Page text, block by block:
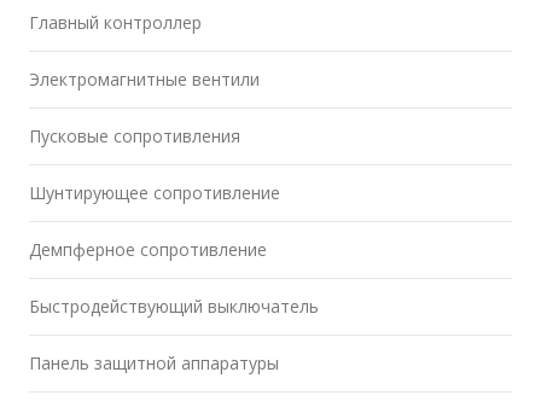
Главный контроллер
Электромагнитные вентили
Пусковые сопротивления
Шунтирующее сопротивление
Демпферное сопротивление
Быстродействующий выключатель
Панель защитной аппаратуры